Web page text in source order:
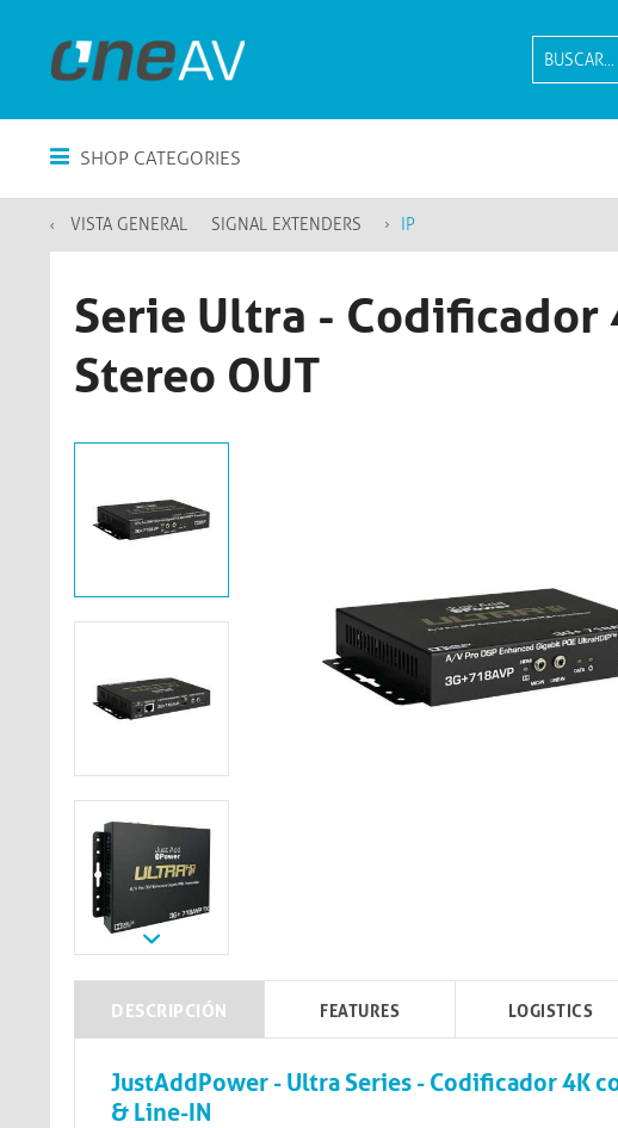
SHOP CATEGORIES
VISTA GENERAL SIGNAL EXTENDERS IP
Serie Ultra - Codificador
Stereo OUT
DESCRIPCIÓN FEATURES LOGISTICS
JustAddPower - Ultra Series - Codificador 4K
& Line-IN